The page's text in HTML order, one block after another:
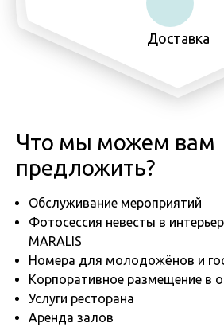
Доставка
Что мы можем вам
предложить?
Обслуживание мероприятий
Фотосессия невесты в
MARALIS
Номера для молодожёнов и
Корпоративное размещение в
Услуги ресторана
Аренда залов